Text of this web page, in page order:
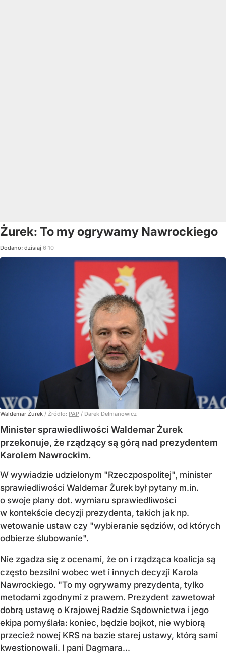
Żurek: To my ogrywamy Nawrockiego
Dodano: dzisiaj 6:10
Waldemar Żurek / Źródło: PAP / Darek Delmanowicz
Minister sprawiedliwości Waldemar Żurek
przekonuje, że rządzący są górą nad prezydentem
Karolem Nawrockim.
W wywiadzie udzielonym "Rzeczpospolitej", minister
sprawiedliwości Waldemar Żurek był pytany m.in.
o swoje plany dot. wymiaru sprawiedliwości
w kontekście decyzji prezydenta, takich jak np.
wetowanie ustaw czy "wybieranie sędziów, od których
odbierze ślubowanie".
Nie zgadza się z ocenami, że on i rządząca koalicja są
często bezsilni wobec wet i innych decyzji Karola
Nawrockiego. "To my ogrywamy prezydenta, tylko
metodami zgodnymi z prawem. Prezydent zawetował
dobrą ustawę o Krajowej Radzie Sądownictwa i jego
ekipa pomyślała: koniec, będzie bojkot, nie wybiorą
przecież nowej KRS na bazie starej ustawy, którą sami
kwestionowali. I pani Dagmara...